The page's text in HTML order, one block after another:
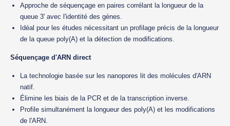
Approche de séquençage en paires corrélant la longueur de la
queue 3' avec l'identité des gènes.
Idéal pour les études nécessitant un profilage précis de la longueur
de la queue poly(A) et la détection de modifications.
Séquençage d'ARN direct
La technologie basée sur les nanopores lit des molécules d'ARN
natif.
Élimine les biais de la PCR et de la transcription inverse.
Profile simultanément la longueur des poly(A) et les modifications
de l'ARN.